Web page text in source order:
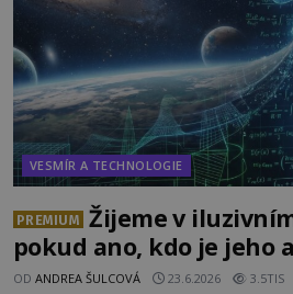
VESMÍR A TECHNOLOGIE
PREMIUM
Žijeme v
pokud ano, kdo je jeho
OD ANDREA ŠULCOVÁ 23.6.2026 3.5TIS